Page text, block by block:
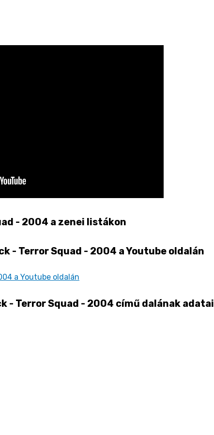
- 2004 a zenei listákon
- Terror Squad - 2004 a Youtube oldalán
a Youtube oldalán
- Terror Squad - 2004 című dalának adatai